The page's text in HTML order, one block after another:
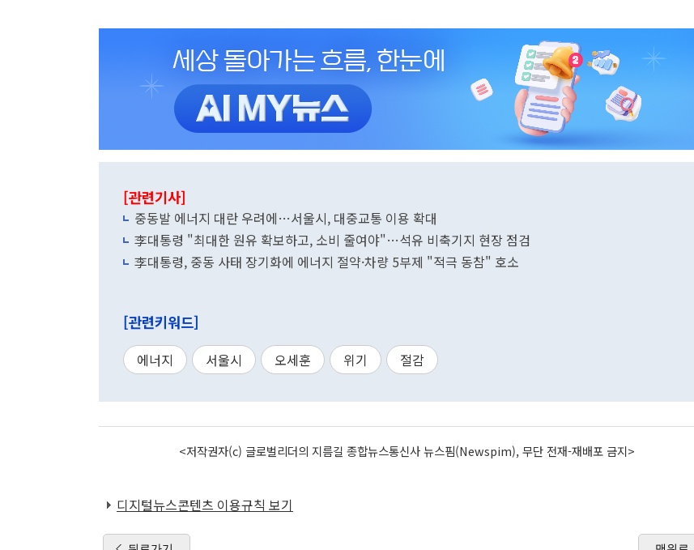
[관련기사]
중동발 에너지 대란 우려에…서울시, 대중교통 이용 확대
李대통령 "최대한 원유 확보하고, 소비 줄여야"…석유 비축기지 현장 점검
李대통령, 중동 사태 장기화에 에너지 절약·차량 5부제 "적극 동참" 호소
[관련키워드]
에너지 서울시 오세훈 위기 절감
<저작권자(c) 글로벌리더의 지름길 종합뉴스통신사 뉴스핌(Newspim), 무단 전재-재배포 금지>
디지털뉴스콘텐츠 이용규칙 보기